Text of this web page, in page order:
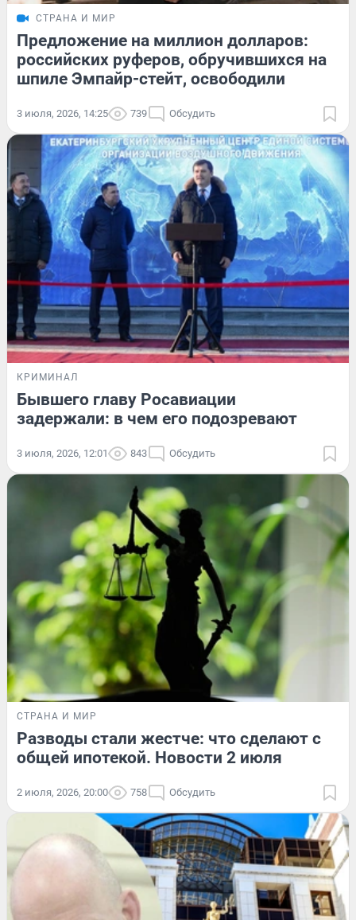
СТРАНА И МИР
Предложение на миллион долларов:
российских руферов, обручившихся на
шпиле Эмпайр-стейт, освободили
3 июля, 2026, 14:25 739 Обсудить
КРИМИНАЛ
Бывшего главу Росавиации
задержали: в чем его подозревают
3 июля, 2026, 12:01 843 Обсудить
СТРАНА И МИР
Разводы стали жестче: что сделают с
общей ипотекой. Новости 2 июля
2 июля, 2026, 20:00 758 Обсудить